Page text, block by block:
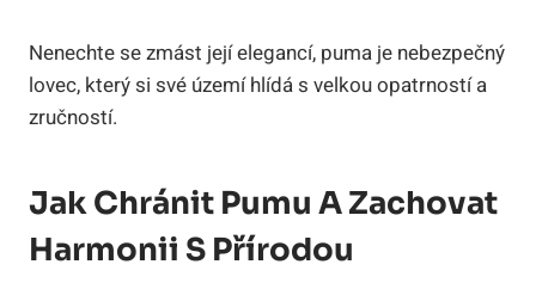
Nenechte se zmást její elegancí, puma je nebezpečný
lovec, který si své území hlídá s velkou opatrností a
zručností.
Jak Chránit Pumu A Zachovat
Harmonii S Přírodou